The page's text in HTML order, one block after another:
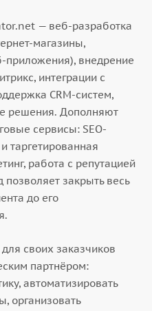
— веб-разработка
магазины,
внедрение
интеграции с
CRM-систем,
решения. Дополняют
сервисы: SEO-
таргетированная
работа с репутацией
позволяет закрыть весь
до его
своих заказчиков
партнёром:
автоматизировать
организовать